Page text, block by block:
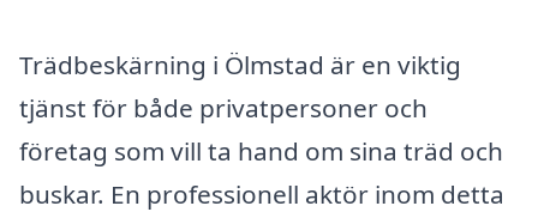
Trädbeskärning i Ölmstad är en viktig
tjänst för både privatpersoner och
företag som vill ta hand om sina träd och
buskar. En professionell aktör inom detta